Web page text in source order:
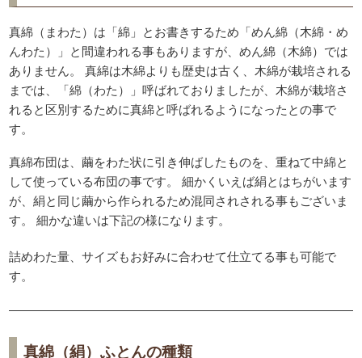
真綿（まわた）は「綿」とお書きするため「めん綿（木綿・め
んわた）」と間違われる事もありますが、めん綿（木綿）では
ありません。 真綿は木綿よりも歴史は古く、木綿が栽培される
までは、「綿（わた）」呼ばれておりましたが、木綿が栽培さ
れると区別するために真綿と呼ばれるようになったとの事で
す。
真綿布団は、繭をわた状に引き伸ばしたものを、重ねて中綿と
して使っている布団の事です。 細かくいえば絹とはちがいます
が、絹と同じ繭から作られるため混同されされる事もございま
す。 細かな違いは下記の様になります。
詰めわた量、サイズもお好みに合わせて仕立てる事も可能で
す。
真綿（絹）ふとんの種類